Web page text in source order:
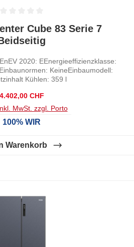
von 0 von 5 Sternen
Cube 83 Serie 7
2020: EEnergieeffizienzklasse:
KeineEinbaumodell:
Kühlen: 359 l
Regulärer Preis:
4.402,00 CHF
MwSt. zzgl. Porto
100% WIR
Warenkorb